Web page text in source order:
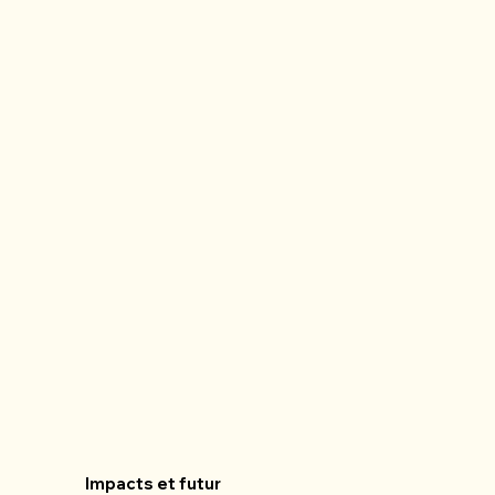
Impacts et futur